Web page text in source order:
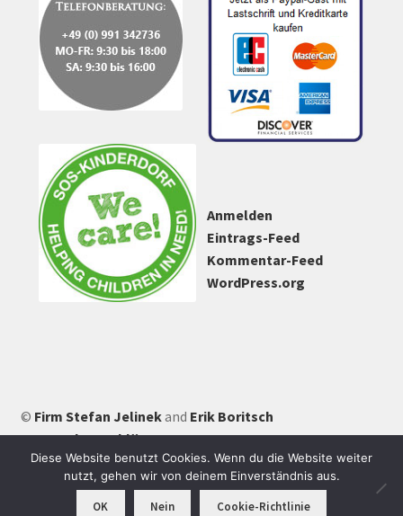
Anmelden
Eintrags-Feed
Kommentar-Feed
WordPress.org
© Firm Stefan Jelinekand Erik Boritsch
Datenschutzerklärung
Diese Website benutzt Cookies. Wenn du die Website weiter
nutzt, gehen wir von deinem Einverständnis aus.
OK Nein Cookie-Richtlinie